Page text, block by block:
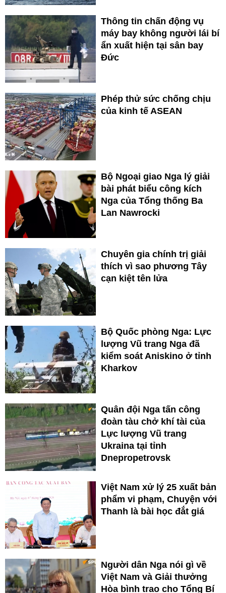
Thông tin chấn động vụ
máy bay không người lái bí
ẩn xuất hiện tại sân bay
Đức
Phép thử sức chống chịu
của kinh tế ASEAN
Bộ Ngoại giao Nga lý giải
bài phát biểu công kích
Nga của Tổng thống Ba
Lan Nawrocki
Chuyên gia chính trị giải
thích vì sao phương Tây
cạn kiệt tên lửa
Bộ Quốc phòng Nga: Lực
lượng Vũ trang Nga đã
kiểm soát Aniskino ở tỉnh
Kharkov
Quân đội Nga tấn công
đoàn tàu chở khí tài của
Lực lượng Vũ trang
Ukraina tại tỉnh
Dnepropetrovsk
Việt Nam xử lý 25 xuất bản
phẩm vi phạm, Chuyện với
Thanh là bài học đắt giá
Người dân Nga nói gì về
Việt Nam và Giải thưởng
Hòa bình trao cho Tổng Bí